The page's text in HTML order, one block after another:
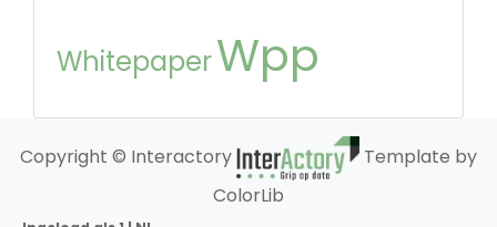
WhitepaperWpp
Copyright © Interactory
Template by
ColorLib